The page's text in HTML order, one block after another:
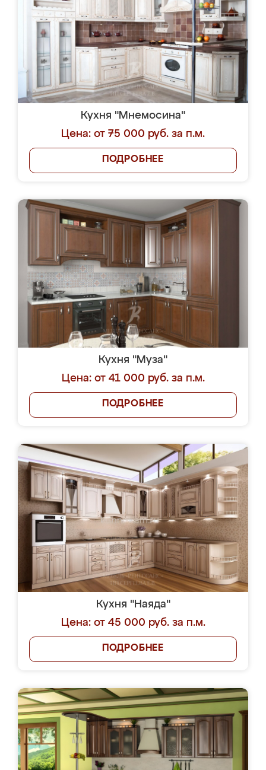
Кухня "Мнемосина"
Цена: от 75 000 руб. за п.м.
ПОДРОБНЕЕ
Кухня "Муза"
Цена: от 41 000 руб. за п.м.
ПОДРОБНЕЕ
Кухня "Наяда"
Цена: от 45 000 руб. за п.м.
ПОДРОБНЕЕ